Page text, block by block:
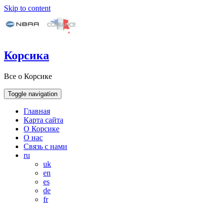
Skip to content
Корсика
Все о Корсике
Toggle navigation
Главная
Карта сайта
О Корсике
О нас
Связь с нами
ru
uk
en
es
de
fr